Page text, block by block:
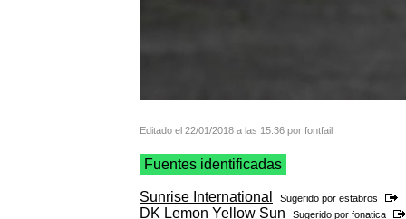
Editado el 22/01/2018 a las 15:36 por fontfail
Fuentes identificadas
Sunrise International Sugerido por estabros
DK Lemon Yellow Sun Sugerido por fonatica